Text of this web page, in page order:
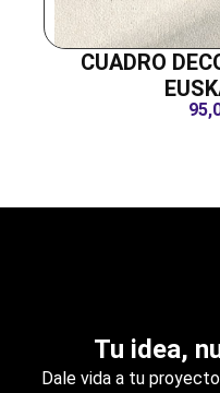
CUADRO
Tu idea,
Dale vida a tu